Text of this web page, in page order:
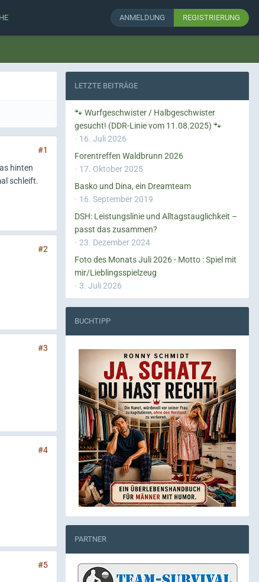
ANMELDUNG REGISTRIERUNG
#1
hinten
schleift.
#2
#3
#4
#5
LETZTE BEITRÄGE
🐾 Wurfgeschwister / Halbgeschwister
gesucht! (DDR-Linie vom 11.08.2025) 🐾
16. Juli 2026
Forentreffen Waldbrunn 2026
17. Oktober 2025
Basko und Dina, ein Dreamteam
16. September 2019
DSH: Leistungslinie und Alltagstauglichkeit –
passt das zusammen?
23. Dezember 2024
Foto des Monats Juli 2026 - Motto : Spiel mit
mir/Lieblingsspielzeug
3. Juli 2026
BUCHTIPP
PARTNER